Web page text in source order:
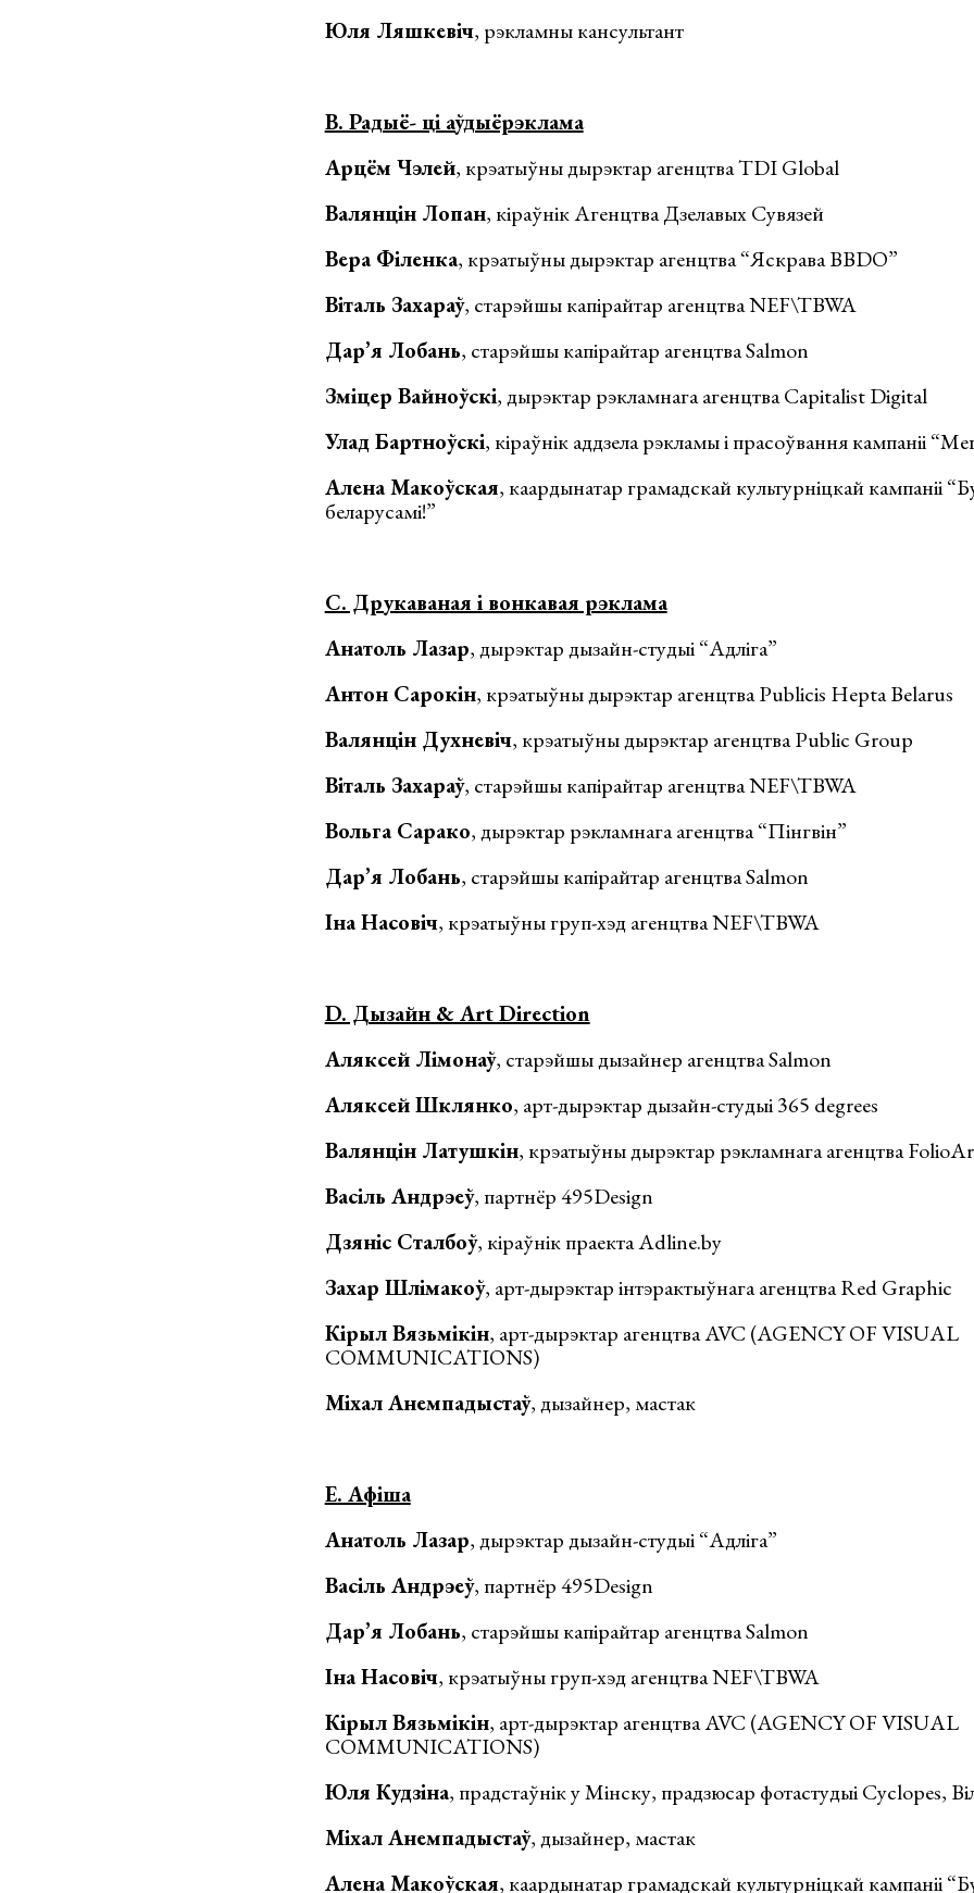
Юля Ляшкевіч, рэкламны кансультант
B. Радыё- ці аўдыёрэклама
Арцём Чэлей, крэатыўны дырэктар агенцтва TDI Global
Валянцін Лопан, кіраўнік Агенцтва Дзелавых Сувязей
Вера Філенка, крэатыўны дырэктар агенцтва “Яскрава BBDO”
Віталь Захараў, старэйшы капірайтар агенцтва NEF\TBWA
Дар’я Лобань, старэйшы капірайтар агенцтва Salmon
Зміцер Вайноўскі, дырэктар рэкламнага агенцтва Capitalist Digital
Улад Бартноўскі, кіраўнік аддзела рэкламы і прасоўвання кампаніі
Алена Макоўская, каардынатар грамадскай культурніцкай кампаніі
беларусамі!”
C. Друкаваная і вонкавая рэклама
Анатоль Лазар, дырэктар дызайн-студыі “Адліга”
Антон Сарокін, крэатыўны дырэктар агенцтва Publicis Hepta Belarus
Валянцін Духневіч, крэатыўны дырэктар агенцтва Public Group
Віталь Захараў, старэйшы капірайтар агенцтва NEF\TBWA
Вольга Сарако, дырэктар рэкламнага агенцтва “Пінгвін”
Дар’я Лобань, старэйшы капірайтар агенцтва Salmon
Іна Насовіч, крэатыўны груп-хэд агенцтва NEF\TBWA
D. Дызайн & Art Direction
Аляксей Лімонаў, старэйшы дызайнер агенцтва Salmon
Аляксей Шклянко, арт-дырэктар дызайн-студыі 365 degrees
Валянцін Латушкін, крэатыўны дырэктар рэкламнага агенцтва
Васіль Андрэеў, партнёр 495Design
Дзяніс Сталбоў, кіраўнік праекта Adline.by
Захар Шлiмакоў, арт-дырэктар інтэрактыўнага агенцтва Red Graphic
Кірыл Вязьмiкiн, арт-дырэктар агенцтва AVC (AGENCY OF VISUAL
COMMUNICATIONS)
Міхал Анемпадыстаў, дызайнер, мастак
E. Афіша
Анатоль Лазар, дырэктар дызайн-студыі “Адліга”
Васіль Андрэеў, партнёр 495Design
Дар’я Лобань, старэйшы капірайтар агенцтва Salmon
Іна Насовіч, крэатыўны груп-хэд агенцтва NEF\TBWA
Кірыл Вязьмiкiн, арт-дырэктар агенцтва AVC (AGENCY OF VISUAL
COMMUNICATIONS)
Юля Кудзіна, прадстаўнік у Мінску, прадзюсар фотастудыі Cyclopes,
Міхал Анемпадыстаў, дызайнер, мастак
Алена Макоўская, каардынатар грамадскай культурніцкай кампаніі